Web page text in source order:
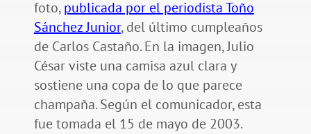
foto,publicada por el periodista Toño
Sánchez Junior, del último cumpleaños
de Carlos Castaño. En la imagen, Julio
César viste una camisa azul clara y
sostiene una copa de lo que parece
champaña. Según el comunicador, esta
fue tomada el 15 de mayo de 2003.